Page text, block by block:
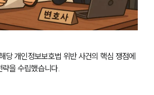
당 개인정보보호법 위반 사건의 핵심 쟁점에
을 수립했습니다.